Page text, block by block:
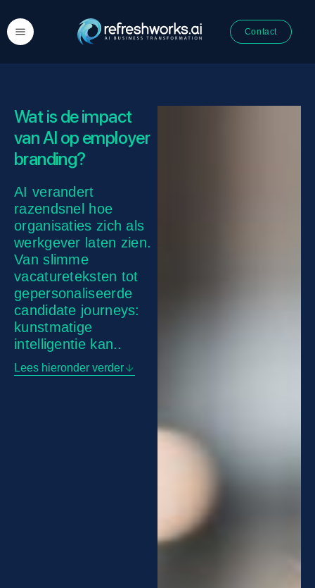
Contact
Wat is de impact
van AI op employer
branding?
AI verandert
razendsnel hoe
organisaties zich als
werkgever laten zien.
Van slimme
vacatureteksten tot
gepersonaliseerde
candidate journeys:
kunstmatige
intelligentie kan..
Lees hieronder verder